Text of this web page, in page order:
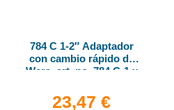
784 C 1-2″ Adaptador
con cambio rápido de
Wera, art. no. 784 C-1 x
23,47 €